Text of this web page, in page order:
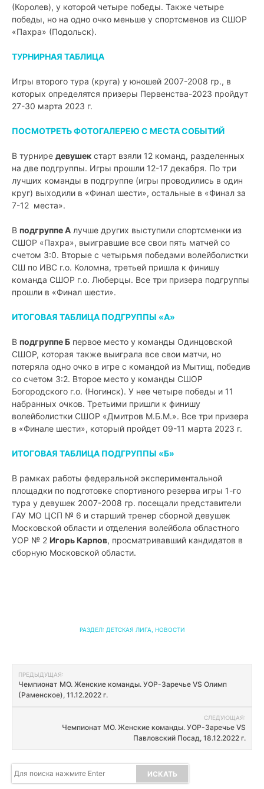
(Королев), у которой четыре победы. Также четыре
победы, но на одно очко меньше у спортсменов из СШОР
«Пахра» (Подольск).
ТУРНИРНАЯ ТАБЛИЦА
Игры второго тура (круга) у юношей 2007-2008 гр., в
которых определятся призеры Первенства-2023 пройдут
27-30 марта 2023 г.
ПОСМОТРЕТЬ ФОТОГАЛЕРЕЮ С МЕСТА СОБЫТИЙ
В турнире девушек старт взяли 12 команд, разделенных
на две подгруппы. Игры прошли 12-17 декабря. По три
лучших команды в подгруппе (игры проводились в один
круг) выходили в «Финал шести», остальные в «Финал за
7-12 места».
В подгруппе А лучше других выступили спортсменки из
СШОР «Пахра», выигравшие все свои пять матчей со
счетом 3:0. Вторые с четырьмя победами волейболистки
СШ по ИВС г.о. Коломна, третьей пришла к финишу
команда СШОР г.о. Люберцы. Все три призера подгруппы
прошли в «Финал шести».
ИТОГОВАЯ ТАБЛИЦА ПОДГРУППЫ «А»
В подгруппе Б первое место у команды Одинцовской
СШОР, которая также выиграла все свои матчи, но
потеряла одно очко в игре с командой из Мытищ, победив
со счетом 3:2. Второе место у команды СШОР
Богородского г.о. (Ногинск). У нее четыре победы и 11
набранных очков. Третьими пришли к финишу
волейболистки СШОР «Дмитров М.Б.М.». Все три призера
в «Финале шести», который пройдет 09-11 марта 2023 г.
ИТОГОВАЯ ТАБЛИЦА ПОДГРУППЫ «Б»
В рамках работы федеральной экспериментальной
площадки по подготовке спортивного резерва игры 1-го
тура у девушек 2007-2008 гр. посещали представители
ГАУ МО ЦСП № 6 и старший тренер сборной девушек
Московской области и отделения волейбола областного
УОР № 2 Игорь Карпов, просматривавший кандидатов в
сборную Московской области.
РАЗДЕЛ: ДЕТСКАЯ ЛИГА НОВОСТИ
Навигация
по
ПРЕДЫДУЩАЯ:
Чемпионат МО. Женские команды. УОР-Заречье VS Олимп
(Раменское), 11.12.2022 г.
СЛЕДУЮЩАЯ:
Чемпионат МО. Женские команды. УОР-Заречье VS
Павловский Посад, 18.12.2022 г.